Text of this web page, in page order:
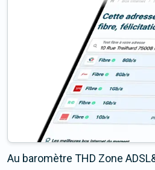
Au baromètre THD Zone